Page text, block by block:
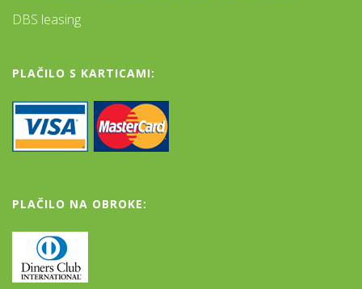
DBS leasing
PLAČILO S KARTICAMI:
PLAČILO NA OBROKE: